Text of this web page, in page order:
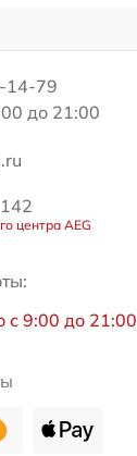
14-79
до 21:00
центра AEG
с 9:00 до 21:00